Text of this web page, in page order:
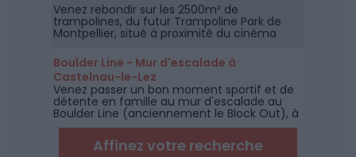
Venez rebondir sur les 2500m² de
trampolines, du futur Trampoline Park de
Montpellier, situé à proximité du cinéma
CGR de Lattes.
Boulder Line - Mur d'escalade à
Castelnau-le-Lez
Venez passer un bon moment sportif et de
détente en famille au mur d'escalade au
Boulder Line (anciennement le Block Out), à
coté de Montpellier.
Affinez votre recherche